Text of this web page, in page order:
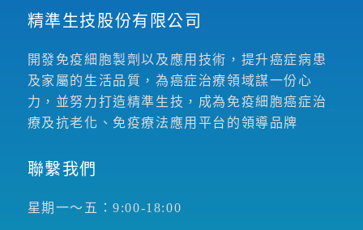
精準生技股份有限公司
開發免疫細胞製劑以及應用技術，提升癌症病患
及家屬的生活品質，為癌症治療領域謀一份心
力，並努力打造精準生技，成為免疫細胞癌症治
療及抗老化、免疫療法應用平台的領導品牌
聯繫我們
星期一～五：9:00-18:00